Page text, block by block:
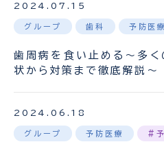
2024.07.15
グループ 歯科 予防医療
歯周病を食い止める〜多く
状から対策まで徹底解説〜
2024.06.18
グループ 予防医療 #